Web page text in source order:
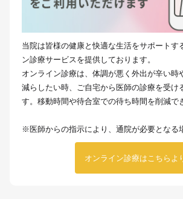
当院は皆様の健康と快適な生活をサポートす
ン診療サービスを提供しております。
オンライン診療は、体調が悪く外出が辛い時
減らしたい時、ご自宅から医師の診療を受け
す。移動時間や待合室での待ち時間を削減で
※医師からの指示により、通院が必要となる
オンライン診療はこちらよ